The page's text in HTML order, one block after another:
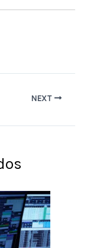
NEXT